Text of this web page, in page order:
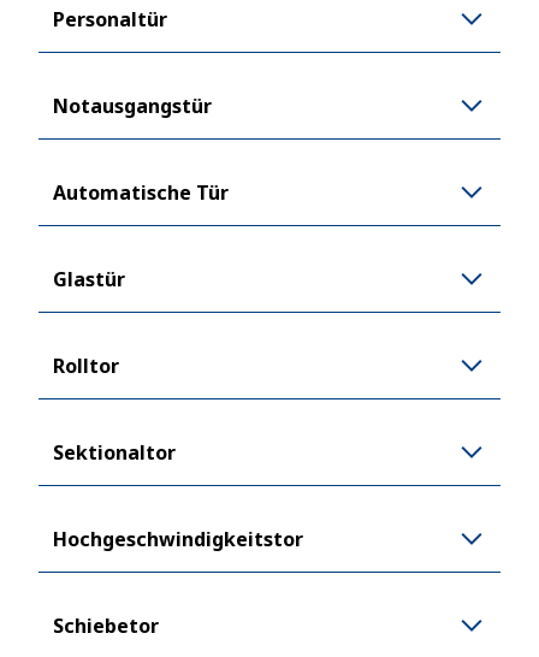
Personaltür
Notausgangstür
Automatische Tür
Glastür
Rolltor
Sektionaltor
Hochgeschwindigkeitstor
Schiebetor